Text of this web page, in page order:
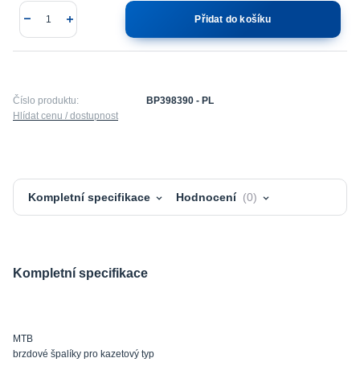
Přidat do košíku
Číslo produktu:
BP398390 - PL
Hlídat cenu / dostupnost
Kompletní specifikace Hodnocení 0
Kompletní specifikace
MTB
brzdové špalíky pro kazetový typ